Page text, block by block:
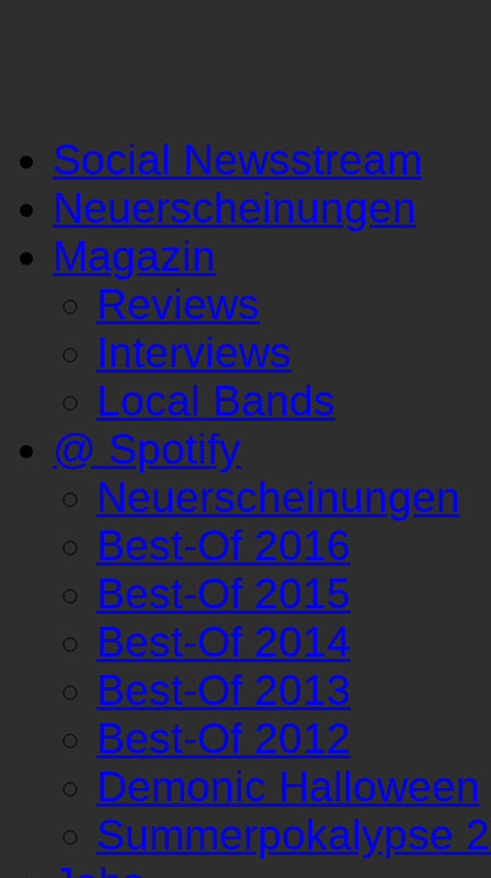
Social Newsstream
Neuerscheinungen
Magazin
Reviews
Interviews
Local Bands
@ Spotify
Neuerscheinungen
Best-Of 2016
Best-Of 2015
Best-Of 2014
Best-Of 2013
Best-Of 2012
Demonic Halloween
Summerpokalypse